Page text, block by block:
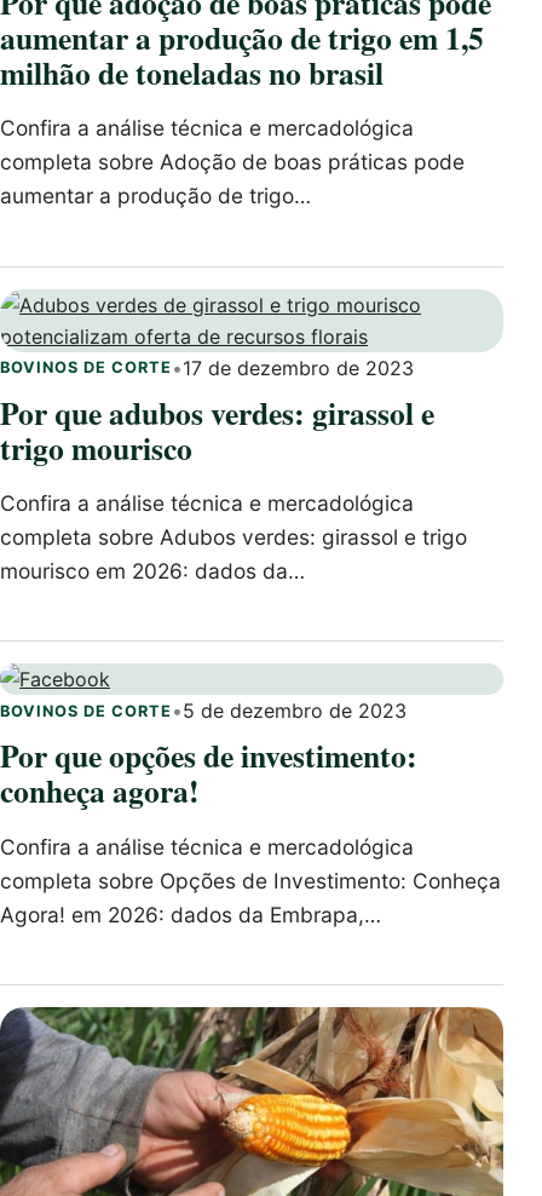
aumentar a produção de trigo em 1,5
milhão de toneladas no brasil
Confira a análise técnica e mercadológica
completa sobre Adoção de boas práticas pode
aumentar a produção de trigo…
BOVINOS DE CORTE •17 de dezembro de 2023
Por que adubos verdes: girassol e
trigo mourisco
Confira a análise técnica e mercadológica
completa sobre Adubos verdes: girassol e trigo
mourisco em 2026: dados da…
BOVINOS DE CORTE •5 de dezembro de 2023
Por que opções de investimento:
conheça agora!
Confira a análise técnica e mercadológica
completa sobre Opções de Investimento: Conheça
Agora! em 2026: dados da Embrapa,…